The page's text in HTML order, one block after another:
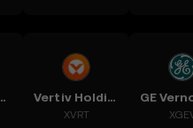
Inc. Vertiv Holdings, LLC
XVRT